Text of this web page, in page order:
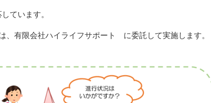
ています。
、有限会社ハイライフサポート に委託して実施します。